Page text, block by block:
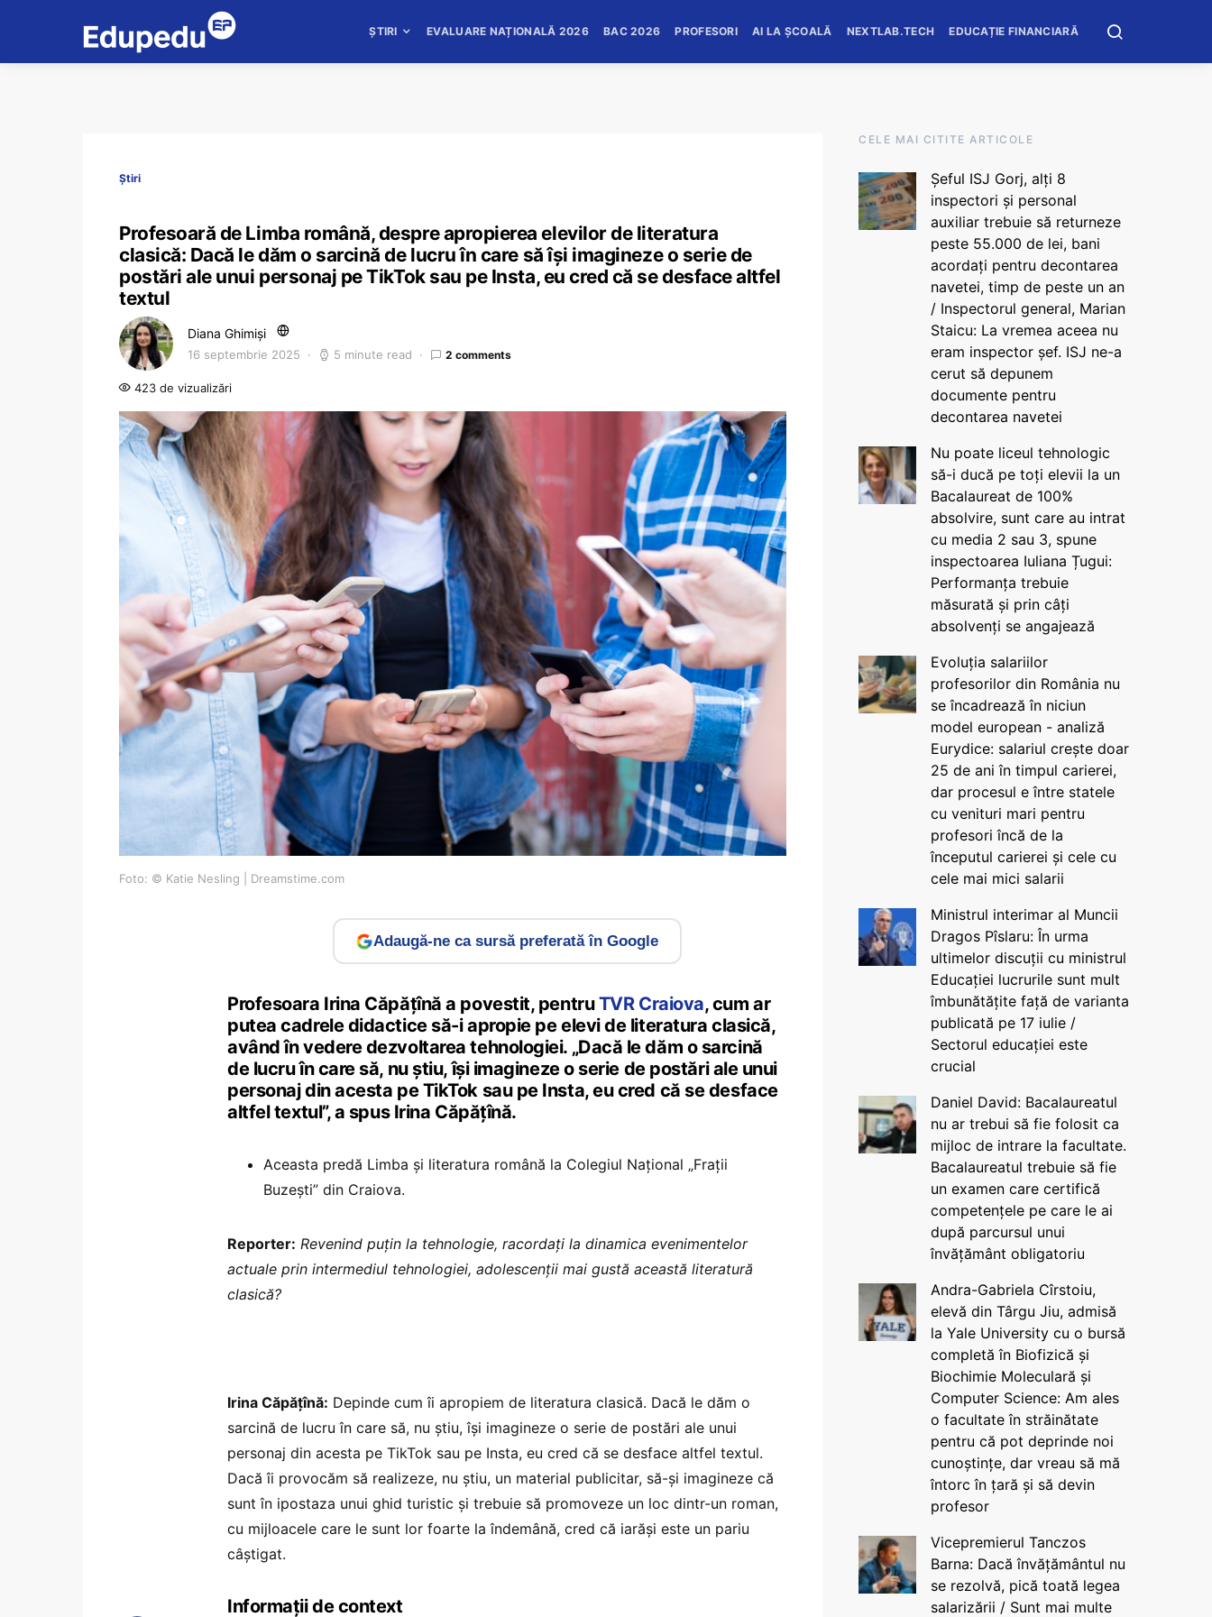
ȘTIRI EVALUARE NAȚIONALĂ 2026 BAC 2026 PROFESORI AI LA ȘCOALĂ NEXTLAB.TECH EDUCAȚIE FINANCIARĂ
Știri
Profesoară de Limba română, despre apropierea elevilor de literatura
clasică: Dacă le dăm o sarcină de lucru în care să își imagineze o serie de
postări ale unui personaj pe TikTok sau pe Insta, eu cred că se desface altfel
textul
Diana Ghimiși
16 septembrie 2025 5 minute read 2 comments
423 de vizualizări
Foto: © Katie Nesling | Dreamstime.com
Adaugă-ne ca sursă preferată în Google
Profesoara Irina Căpățînă a povestit, pentruTVR Craiova, cum ar
putea cadrele didactice să-i apropie pe elevi de literatura clasică,
având în vedere dezvoltarea tehnologiei. „Dacă le dăm o sarcină
de lucru în care să, nu știu, își imagineze o serie de postări ale unui
personaj din acesta pe TikTok sau pe Insta, eu cred că se desface
altfel textul”, a spus Irina Căpățînă.
Aceasta predă Limba și literatura română la Colegiul Național „Frații
Buzești” din Craiova.
Reporter: Revenind puțin la tehnologie, racordați la dinamica evenimentelor
actuale prin intermediul tehnologiei, adolescenții mai gustă această literatură
clasică?
Irina Căpățînă: Depinde cum îi apropiem de literatura clasică. Dacă le dăm o
sarcină de lucru în care să, nu știu, își imagineze o serie de postări ale unui
personaj din acesta pe TikTok sau pe Insta, eu cred că se desface altfel textul.
Dacă îi provocăm să realizeze, nu știu, un material publicitar, să-și imagineze că
sunt în ipostaza unui ghid turistic și trebuie să promoveze un loc dintr-un roman,
cu mijloacele care le sunt lor foarte la îndemână, cred că iarăși este un pariu
câștigat.
Informații de context
CELE MAI CITITE ARTICOLE
Șeful ISJ Gorj, alți 8
inspectori și personal
auxiliar trebuie să returneze
peste 55.000 de lei, bani
acordați pentru decontarea
navetei, timp de peste un an
/ Inspectorul general, Marian
Staicu: La vremea aceea nu
eram inspector șef. ISJ ne-a
cerut să depunem
documente pentru
decontarea navetei
Nu poate liceul tehnologic
să-i ducă pe toți elevii la un
Bacalaureat de 100%
absolvire, sunt care au intrat
cu media 2 sau 3, spune
inspectoarea Iuliana Țugui:
Performanța trebuie
măsurată și prin câți
absolvenți se angajează
Evoluția salariilor
profesorilor din România nu
se încadrează în niciun
model european - analiză
Eurydice: salariul crește doar
25 de ani în timpul carierei,
dar procesul e între statele
cu venituri mari pentru
profesori încă de la
începutul carierei și cele cu
cele mai mici salarii
Ministrul interimar al Muncii
Dragos Pîslaru: În urma
ultimelor discuții cu ministrul
Educației lucrurile sunt mult
îmbunătățite față de varianta
publicată pe 17 iulie /
Sectorul educației este
crucial
Daniel David: Bacalaureatul
nu ar trebui să fie folosit ca
mijloc de intrare la facultate.
Bacalaureatul trebuie să fie
un examen care certifică
competențele pe care le ai
după parcursul unui
învățământ obligatoriu
Andra-Gabriela Cîrstoiu,
elevă din Târgu Jiu, admisă
la Yale University cu o bursă
completă în Biofizică și
Biochimie Moleculară și
Computer Science: Am ales
o facultate în străinătate
pentru că pot deprinde noi
cunoștințe, dar vreau să mă
întorc în țară și să devin
profesor
Vicepremierul Tanczos
Barna: Dacă învățământul nu
se rezolvă, pică toată legea
salarizării / Sunt mai multe